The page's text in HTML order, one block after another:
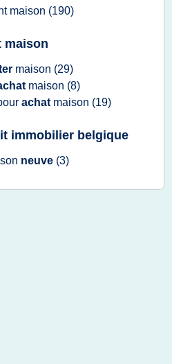
maison (190)
maison
maison (29)
maison (8)
achat maison (19)
immobilier belgique
neuve (3)